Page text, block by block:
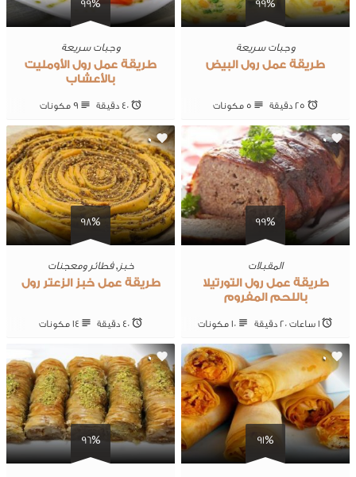
99%
وجبات سريعة
طريقة عمل رول البيض
25 ‎دقيقة 5 ‎مكونات
99%
وجبات سريعة
طريقة عمل رول الأومليت
بالأعشاب
40 ‎دقيقة 9 ‎مكونات
99%
0
المقبلات
طريقة عمل رول التورتيلا
باللحم المفروم
1 ساعات 20 ‎دقيقة 10 ‎مكونات
98%
0
خبز ,فطائر ومعجنات
طريقة عمل خبز الزعتر رول
40 ‎دقيقة 14 ‎مكونات
91%
0
96%
0